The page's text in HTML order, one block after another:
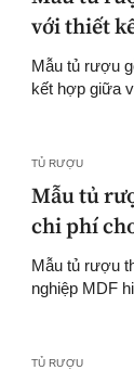
với thiết
Mẫu tủ rượu
kết hợp giữa
TỦ RƯỢU
Mẫu tủ
chi phí
Mẫu tủ rượu
nghiệp MDF
TỦ RƯỢU